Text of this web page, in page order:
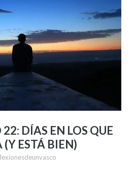
DÍAS EN LOS QUE
ESTÁ BIEN)